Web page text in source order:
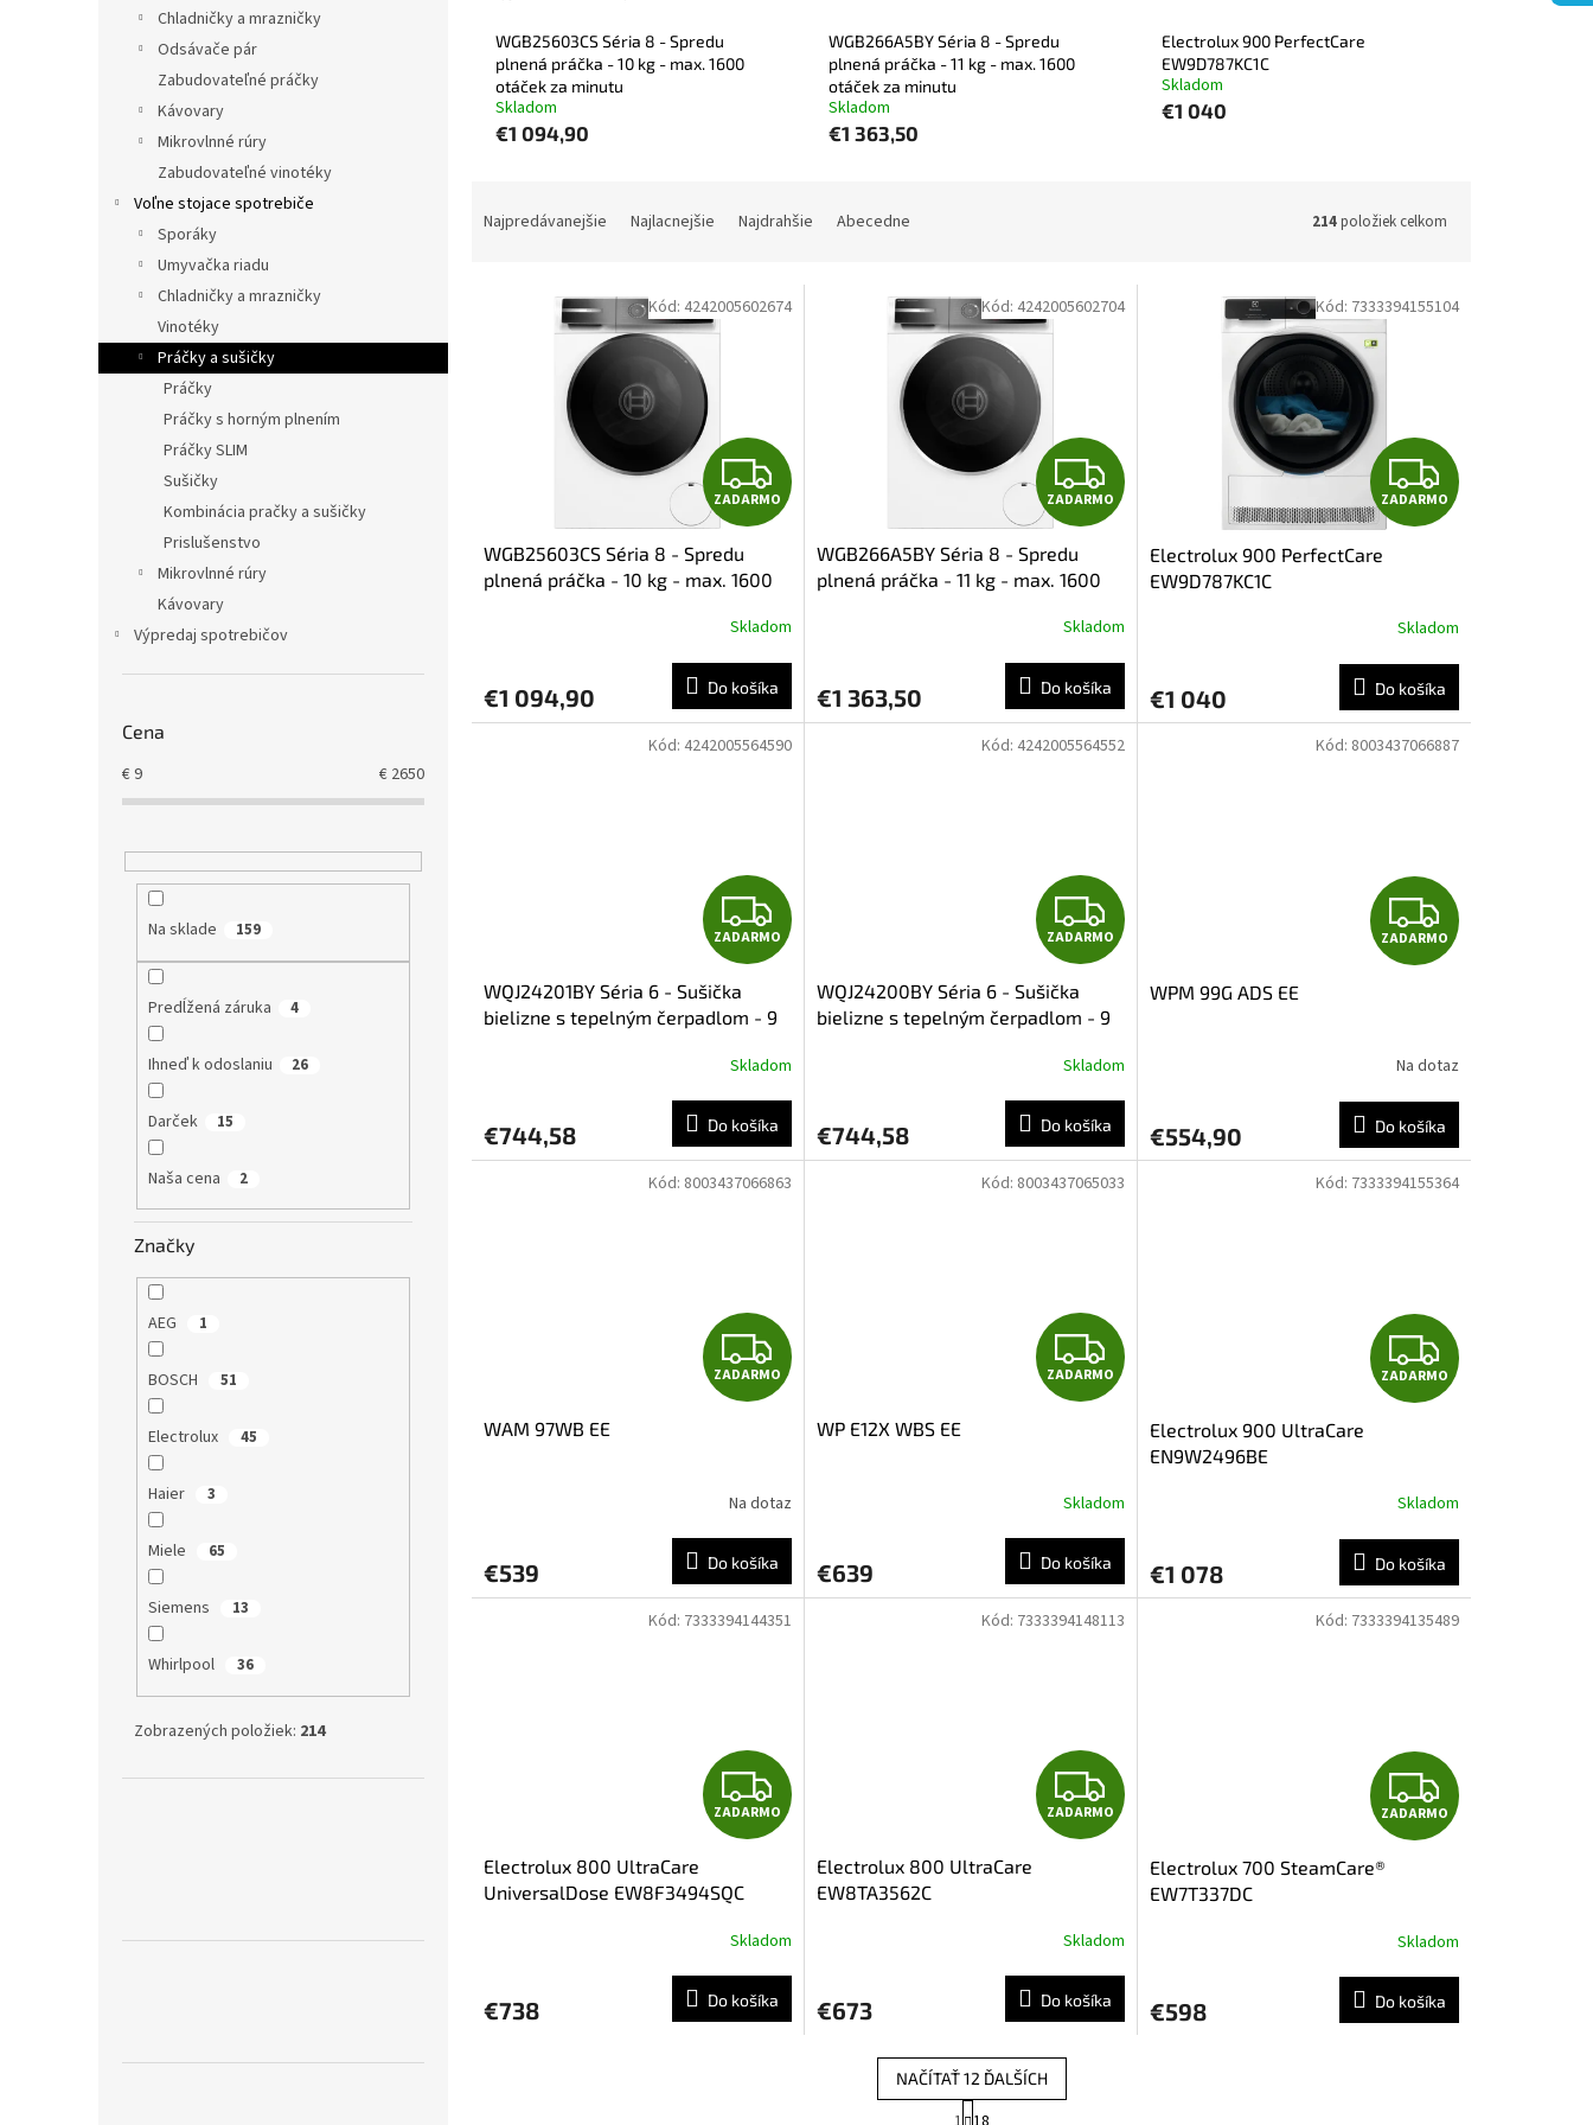
Chladničky a mrazničky
Odsávače pár
Zabudovateľné práčky
Kávovary
Mikrovlnné rúry
Zabudovateľné vinotéky
Voľne stojace spotrebiče
Sporáky
Umyvačka riadu
Chladničky a mrazničky
Vinotéky
Práčky a sušičky
Práčky
Práčky s horným plnením
Práčky SLIM
Sušičky
Kombinácia pračky a sušičky
Prislušenstvo
Mikrovlnné rúry
Kávovary
Výpredaj spotrebičov
Cena
€9 € 2650
Na sklade 159
Predĺžená záruka 4
Ihneď k odoslaniu 26
Darček 15
Naša cena 2
Značky
AEG 1
BOSCH 51
Electrolux 45
Haier 3
Miele 65
Siemens 13
Whirlpool 36
Zobrazených položiek: 214
WGB25603CS Séria 8 - Spredu
plnená práčka - 10 kg - max. 1600
otáček za minutu
Skladom
€1 094,90
WGB266A5BY Séria 8 - Spredu
plnená práčka - 11 kg - max. 1600
otáček za minutu
Skladom
€1 363,50
Electrolux 900 PerfectCare
EW9D787KC1C
Skladom
€1 040
Najpredávanejšie Najlacnejšie Najdrahšie Abecedne 214položiek celkom
Z
A
D
A
R
M
ZADARMO
WGB25603CS Séria 8 - Spredu
plnená práčka - 10 kg - max. 1600
Skladom
€1 094,90 Do košíka
Kód: 4242005602674
Z
A
A
R
M
ZADARMO
WGB266A5BY Séria 8 - Spredu
plnená práčka - 11 kg - max. 1600
Skladom
€1 363,50 Do košíka
Kód: 4242005602704
Z
A
A
R
M
ZADARMO
Electrolux 900 PerfectCare
EW9D787KC1C
Skladom
€1 040 Do košíka
Kód: 7333394155104
Z
A
D
A
R
M
ZADARMO
WQJ24201BY Séria 6 - Sušička
bielizne s tepelným čerpadlom - 9
Skladom
€744,58 Do košíka
Kód: 4242005564590
Z
A
D
A
R
M
ZADARMO
WQJ24200BY Séria 6 - Sušička
bielizne s tepelným čerpadlom - 9
Skladom
€744,58 Do košíka
Kód: 4242005564552
Z
A
A
R
M
ZADARMO
WPM 99G ADS EE
Na dotaz
€554,90 Do košíka
Kód: 8003437066887
Z
A
A
R
M
ZADARMO
WAM 97WB EE
Na dotaz
€539 Do košíka
Kód: 8003437066863
Z
A
A
R
M
ZADARMO
WP E12X WBS EE
Skladom
€639 Do košíka
Kód: 8003437065033
Z
A
A
R
M
ZADARMO
Electrolux 900 UltraCare
EN9W2496BE
Skladom
€1 078 Do košíka
Kód: 7333394155364
Z
A
A
R
M
ZADARMO
Electrolux 800 UltraCare
UniversalDose EW8F3494SQC
Skladom
€738 Do košíka
Kód: 7333394144351
Z
A
A
R
M
ZADARMO
Electrolux 800 UltraCare
EW8TA3562C
Skladom
€673 Do košíka
Kód: 7333394148113
Z
A
A
R
M
ZADARMO
Electrolux 700 SteamCare®
EW7T337DC
Skladom
€598 Do košíka
Kód: 7333394135489
NAČÍTAŤ 12 ĎALŠÍCH